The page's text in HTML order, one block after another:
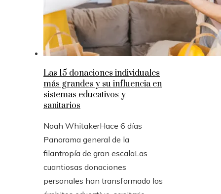
Las 15 donaciones individuales
más grandes y su influencia en
sistemas educativos y
sanitarios
Noah WhitakerHace 6 días
Panorama general de la
filantropía de gran escalaLas
cuantiosas donaciones
personales han transformado los